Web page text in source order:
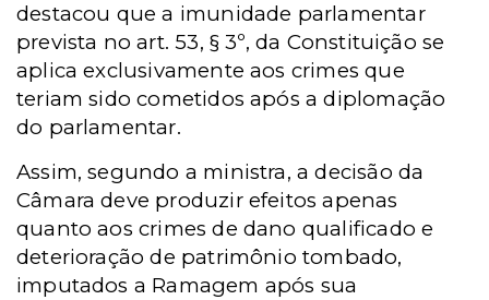
destacou que a imunidade parlamentar
prevista no art. 53, § 3º, da Constituição se
aplica exclusivamente aos crimes que
teriam sido cometidos após a diplomação
do parlamentar.
Assim, segundo a ministra, a decisão da
Câmara deve produzir efeitos apenas
quanto aos crimes de dano qualificado e
deterioração de patrimônio tombado,
imputados a Ramagem após sua